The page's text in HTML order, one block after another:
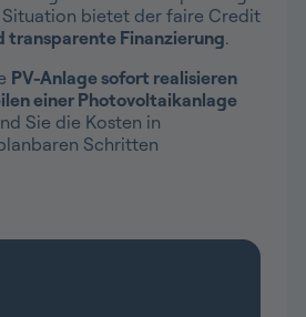
Situation bietet der faire Credit
transparente Finanzierung.
PV-Anlage sofort realisieren
einer Photovoltaikanlage
Sie die Kosten in
Schritten